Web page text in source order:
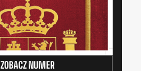
ZOBACZ NUMER